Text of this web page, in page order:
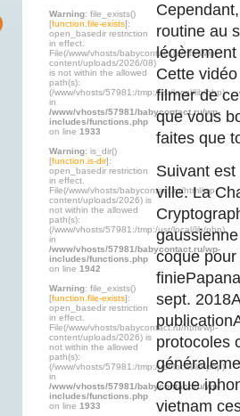
Warning: file_exists()
[function.file-exists]:
open_basedir restriction
in effect.
File(/www/vhosts/babycontact.ru/html/wp-
content/uploads/2026/08)
is not within the allowed
path(s):
(/www/vhosts/57981:/tmp:/usr/local/lib/php)
in
/www/vhosts/57981/babycontact.ru/wp-
includes/functions.php
on line 1933
Warning: is_dir()
[function.is-dir]:
open_basedir restriction
in effect.
File(/www/vhosts/babycontact.ru/html/wp-
content/uploads/2026) is
not within the allowed
path(s):
(/www/vhosts/57981:/tmp:/usr/local/lib/php)
in
/www/vhosts/57981/babycontact.ru/wp-
includes/functions.php
on line 1942
Warning: file_exists()
[function.file-exists]:
open_basedir restriction
in effect.
File(/www/vhosts/babycontact.ru/html/wp-
content/uploads/2026) is
not within the allowed
path(s):
(/www/vhosts/57981:/tmp:/usr/local/lib/php)
in
/www/vhosts/57981/babycontact.ru/wp-
includes/functions.php
on line 1933
routine au
Cette
filmer de
que vous
faites que
Suivant est
ville. La
coque
sept.
protocoles
coque
vietnam